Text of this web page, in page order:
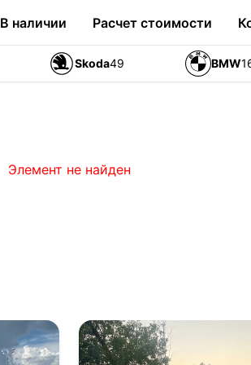
В наличии Расчет стоимости
Skoda49 BMW
Элемент не найден